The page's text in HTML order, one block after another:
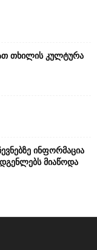
თხილის კულტურა
ინფორმაცია
მიაწოდა